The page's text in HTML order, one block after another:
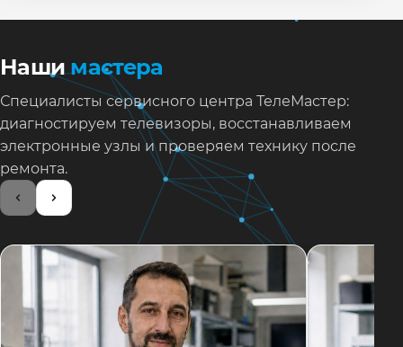
Нашимастера
Специалисты сервисного центра ТелеМастер:
диагностируем телевизоры, восстанавливаем
электронные узлы и проверяем технику после
ремонта.